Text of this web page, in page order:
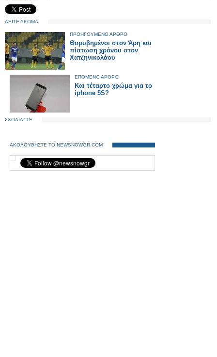
ΔΕΙΤΕ ΑΚΟΜΑ
ΠΡΟΗΓΟΥΜΕΝΟ ΑΡΘΡΟ
Θορυβημένοι στον Άρη και
πίστωση χρόνου στον
Χατζηνικολάου
ΕΠΟΜΕΝΟ ΑΡΘΡΟ
Και τέταρτο χρώμα για το
iphone 5S?
ΣΧΟΛΙΑΣΤΕ
ΑΚΟΛΟΥΘΗΣΤΕ ΤΟ NEWSNOWGR.COM